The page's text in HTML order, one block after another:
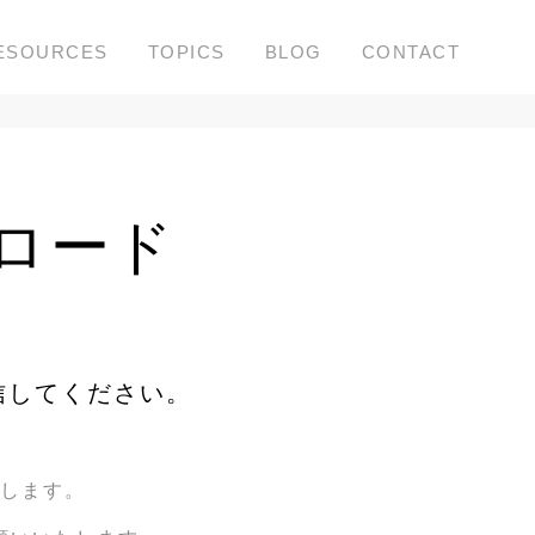
TOPICS BLOG CONTACT
ード
てください。
ます。